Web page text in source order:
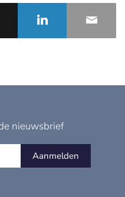
nieuwsbrief
Aanmelden